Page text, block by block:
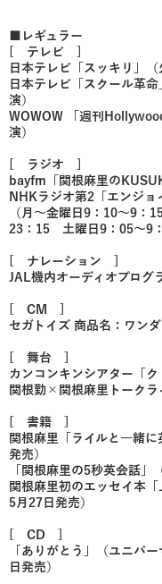
■レギュラー
[ テレビ ]
日本テレビ「スッキリ」
日本テレビ「スクール革
演）
WOWOW 「週刊
演）
[ ラジオ ]
bayfm「関根麻里の
NHKラジオ第2「エンジョ
（月～金曜日9：10～9：
23：15 土曜日9：05～9
[ ナレーション ]
JAL機内オーディオプログ
[ CM ]
セガトイズ 商品名：ワン
[ 舞台 ]
カンコンキンシアター「ク
関根勤×関根麻里トークラ
[ 書籍 ]
関根麻里「ライルと一緒
発売）
「関根麻里の5秒英会話」
関根麻里初のエッセイ本
5月27日発売）
[ CD ]
「ありがとう」（ユニバ
日発売）